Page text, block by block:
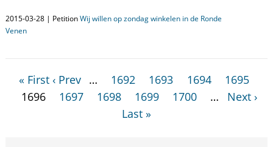
2015-03-28 | PetitionWij willen op zondag winkelen in de Ronde
Venen
« First ‹ Prev … 1692 1693 1694
1695
1696
1697 1698 1699 1700 …
Next ›
Last »